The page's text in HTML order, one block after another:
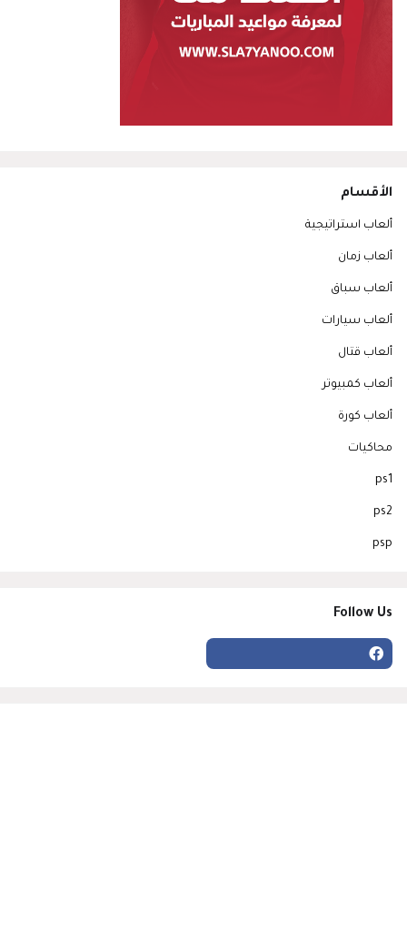
الأقسام
ألعاب استراتيجية
ألعاب زمان
ألعاب سباق
ألعاب سيارات
ألعاب قتال
ألعاب كمبيوتر
ألعاب كورة
محاكيات
ps1
ps2
psp
Follow Us